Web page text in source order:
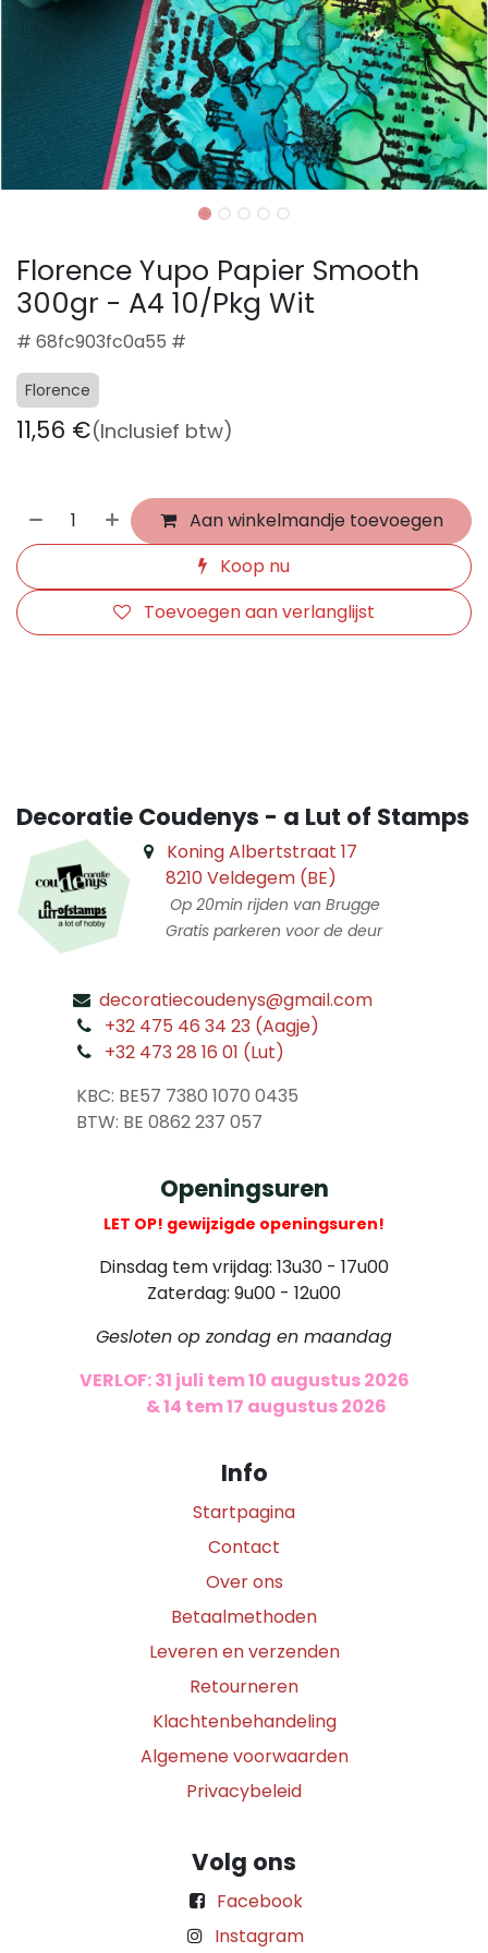
Florence Yupo Papier Smooth
300gr - A4 10/Pkg Wit
# 68fc903fc0a55 #
Florence
11,56 €(Inclusief btw)
Aan winkelmandje toevoegen
Koop nu
Toevoegen aan verlanglijst
Decoratie Coudenys - a Lut of Stamps
Koning Albertstraat 17
8210 Veldegem (BE)
Op 20min rijden van Brugge
Gratis parkeren voor de deur
decoratiecoudenys@gmail.com
+32 475 46 34 23 (Aagje)
+32 473 28 16 01 (Lut)
KBC: BE57 7380 1070 0435
​ BTW: BE 0862 237 057
Openingsuren
LET OP! gewijzigde openingsuren!
Dinsdag tem vrijdag: 13u30 - 17u00
Zaterdag: 9u00 - 12u00
Gesloten op zondag en maandag
VERLOF: 31 juli tem 10 augustus 2026
& 14 tem 17 augustus 2026
Info
Startpagina
Contact
Over ons
Betaalmethoden
Leveren en verzenden
Retourneren
Klachtenbehandeling
Algemene voorwaarden
Privacybeleid
Volg ons
Facebook
Instagram